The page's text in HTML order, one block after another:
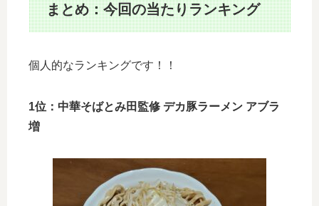
まとめ：今回の当たりランキング
個人的なランキングです！！
1位：中華そばとみ田監修 デカ豚ラーメン アブラ
増